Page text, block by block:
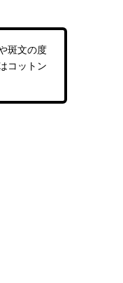
斑文の度
コットン